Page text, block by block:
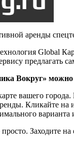
аренды
Global
предлагать
Вокруг»
вашего
Кликайте на
Заходите на